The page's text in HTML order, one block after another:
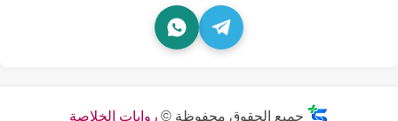
جميع الحقوق محفوظة © روايات الخلاصة